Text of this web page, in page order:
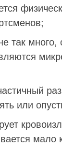
так
или
мало